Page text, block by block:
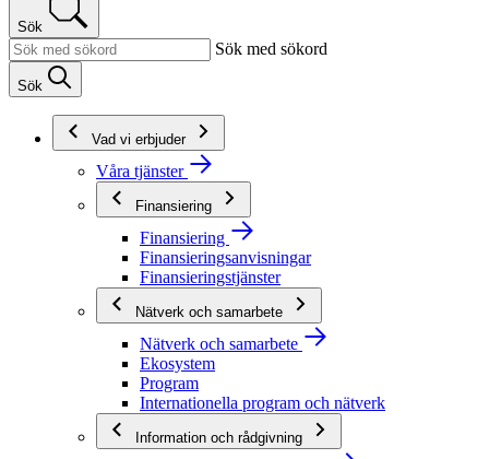
Sök
Sök med sökord
Sök
Vad vi erbjuder
Våra tjänster
Finansiering
Finansiering
Finansieringsanvisningar
Finansieringstjänster
Nätverk och samarbete
Nätverk och samarbete
Ekosystem
Program
Internationella program och nätverk
Information och rådgivning